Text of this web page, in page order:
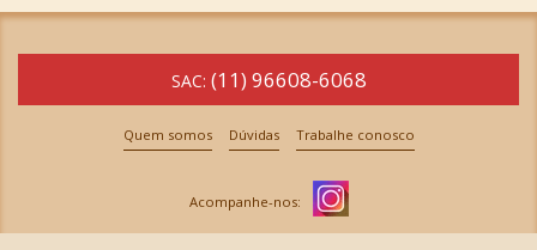
SAC: (11) 96608-6068
Quem somos Dúvidas Trabalhe conosco